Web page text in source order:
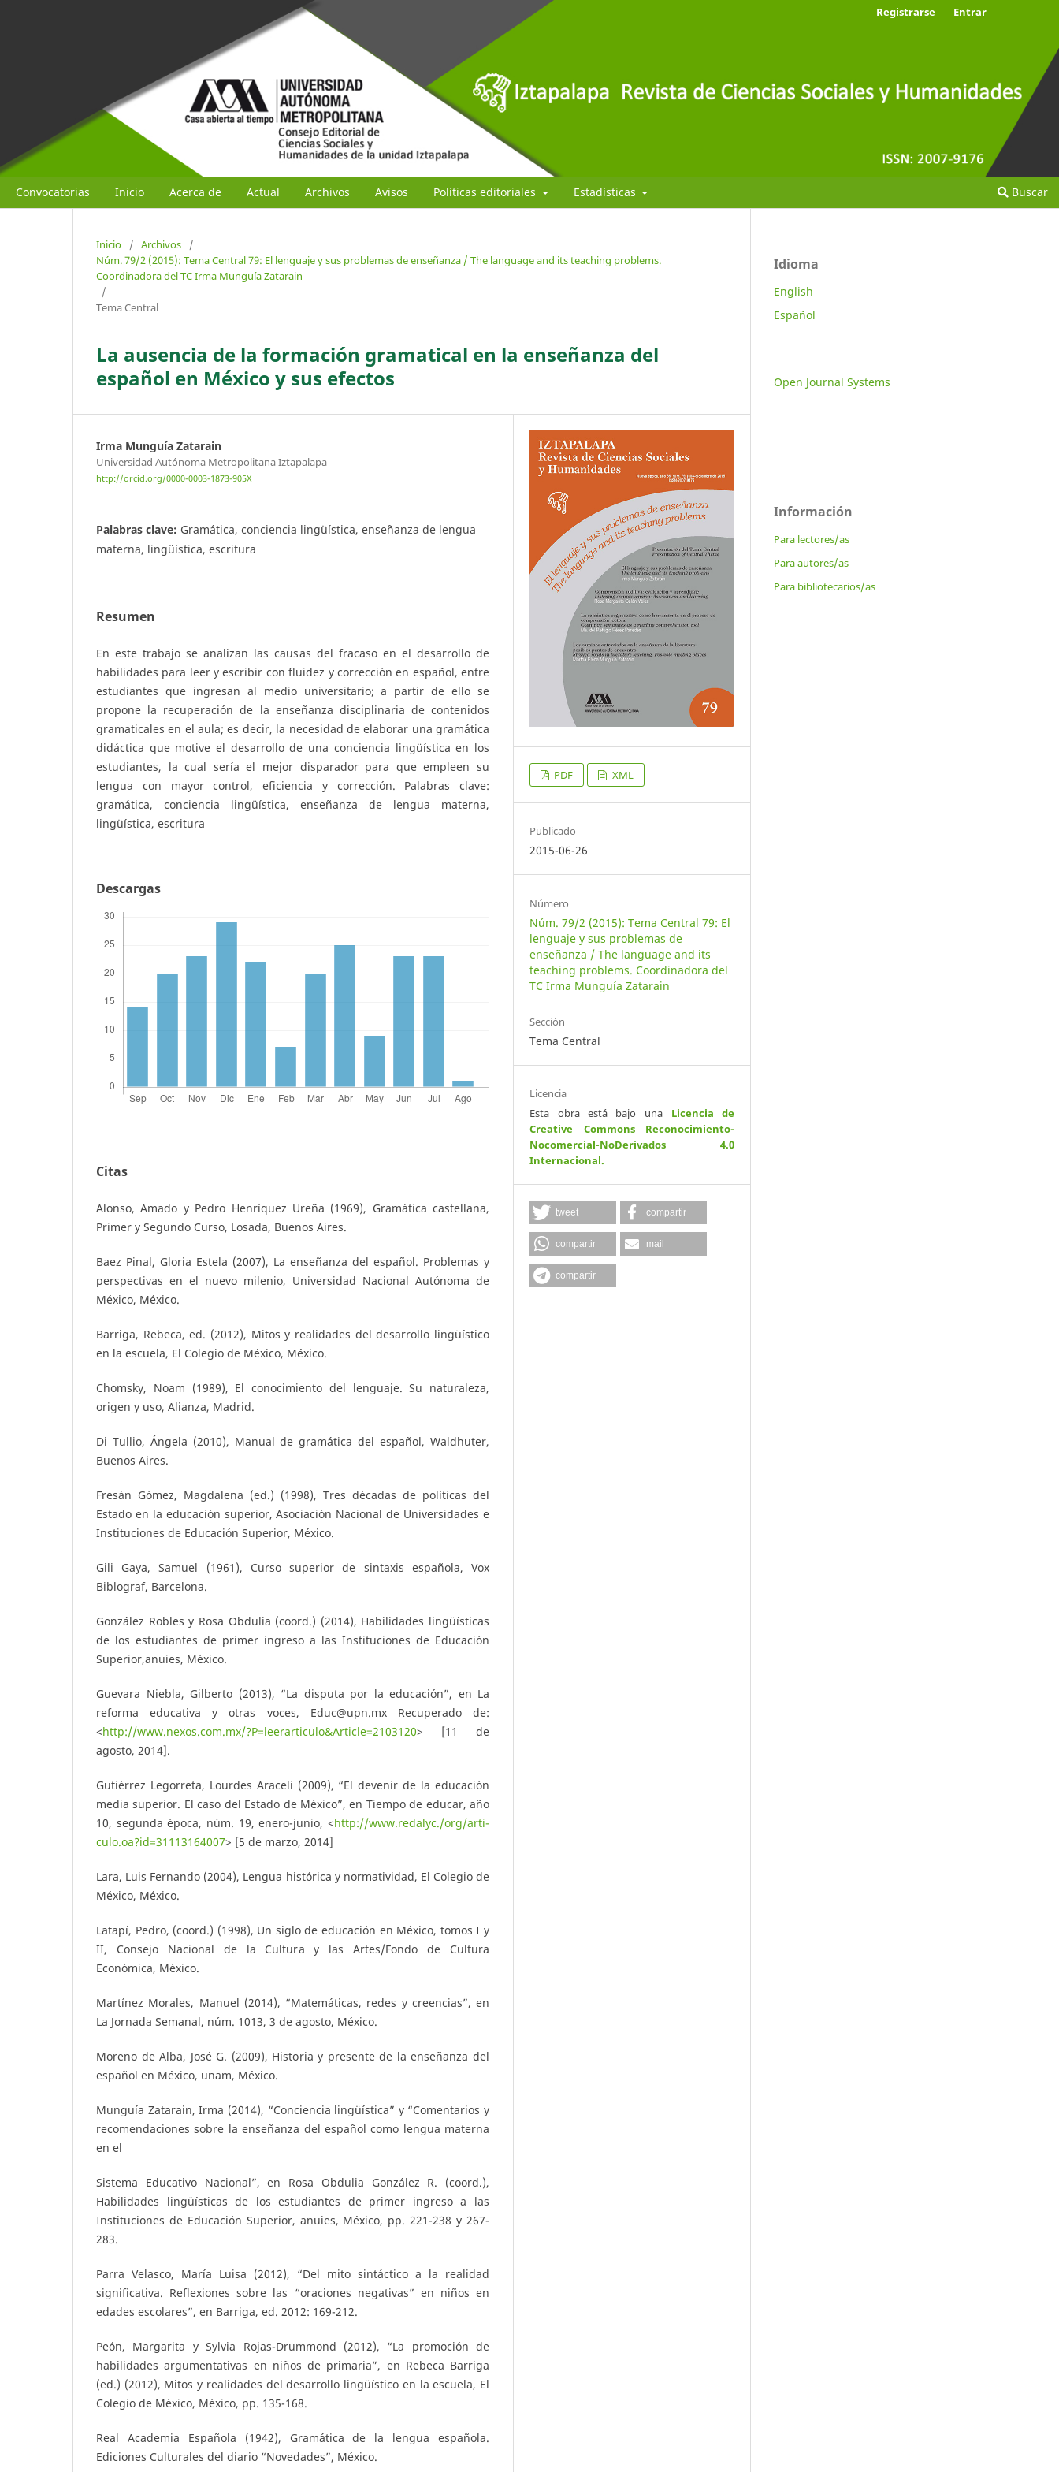
Convocatorias Inicio Acerca de Actual Archivos Avisos Políticas editoriales Estadísticas Buscar
Registrarse Entrar
Inicio / Archivos
/
Núm. 79/2 (2015): Tema Central 79: El lenguaje y sus problemas de enseñanza / The language and its teaching problems.
Coordinadora del TC Irma Munguía Zatarain
/
Tema Central
La ausencia de la formación gramatical en la enseñanza del
español en México y sus efectos
Irma Munguía Zatarain
Universidad Autónoma Metropolitana Iztapalapa
http://orcid.org/0000-0003-1873-905X
Palabras clave: Gramática, conciencia lingüística, enseñanza de lengua
materna, lingüística, escritura
Resumen
En este trabajo se analizan las causas del fracaso en el desarrollo de
habilidades para leer y escribir con fluidez y corrección en español, entre
estudiantes que ingresan al medio universitario; a partir de ello se
propone la recuperación de la enseñanza disciplinaria de contenidos
gramaticales en el aula; es decir, la necesidad de elaborar una gramática
didáctica que motive el desarrollo de una conciencia lingüística en los
estudiantes, la cual sería el mejor disparador para que empleen su
lengua con mayor control, eficiencia y corrección. Palabras clave:
gramática, conciencia lingüística, enseñanza de lengua materna,
lingüística, escritura
Descargas
Citas
Alonso, Amado y Pedro Henríquez Ureña (1969), Gramática castellana,
Primer y Segundo Curso, Losada, Buenos Aires.
Baez Pinal, Gloria Estela (2007), La enseñanza del español. Problemas y
perspectivas en el nuevo milenio, Universidad Nacional Autónoma de
México, México.
Barriga, Rebeca, ed. (2012), Mitos y realidades del desarrollo lingüístico
en la escuela, El Colegio de México, México.
Chomsky, Noam (1989), El conocimiento del lenguaje. Su naturaleza,
origen y uso, Alianza, Madrid.
Di Tullio, Ángela (2010), Manual de gramática del español, Waldhuter,
Buenos Aires.
Fresán Gómez, Magdalena (ed.) (1998), Tres décadas de políticas del
Estado en la educación superior, Asociación Nacional de Universidades e
Instituciones de Educación Superior, México.
Gili Gaya, Samuel (1961), Curso superior de sintaxis española, Vox
Biblograf, Barcelona.
González Robles y Rosa Obdulia (coord.) (2014), Habilidades lingüísticas
de los estudiantes de primer ingreso a las Instituciones de Educación
Superior,anuies, México.
Guevara Niebla, Gilberto (2013), “La disputa por la educación”, en La
reforma educativa y otras voces, Educ@upn.mx Recuperado de:
<http://www.nexos.com.mx/?P=leerarticulo&Article=2103120> [11 de
agosto, 2014].
Gutiérrez Legorreta, Lourdes Araceli (2009), “El devenir de la educación
media superior. El caso del Estado de México”, en Tiempo de educar, año
10, segunda época, núm. 19, enero-junio, <http://www.redalyc./org/arti-
culo.oa?id=31113164007> [5 de marzo, 2014]
Lara, Luis Fernando (2004), Lengua histórica y normatividad, El Colegio de
México, México.
Latapí, Pedro, (coord.) (1998), Un siglo de educación en México, tomos I y
II, Consejo Nacional de la Cultura y las Artes/Fondo de Cultura
Económica, México.
Martínez Morales, Manuel (2014), “Matemáticas, redes y creencias”, en
La Jornada Semanal, núm. 1013, 3 de agosto, México.
Moreno de Alba, José G. (2009), Historia y presente de la enseñanza del
español en México, unam, México.
Munguía Zatarain, Irma (2014), “Conciencia lingüística” y “Comentarios y
recomendaciones sobre la enseñanza del español como lengua materna
en el
Sistema Educativo Nacional”, en Rosa Obdulia González R. (coord.),
Habilidades lingüísticas de los estudiantes de primer ingreso a las
Instituciones de Educación Superior, anuies, México, pp. 221-238 y 267-
283.
Parra Velasco, María Luisa (2012), “Del mito sintáctico a la realidad
significativa. Reflexiones sobre las “oraciones negativas” en niños en
edades escolares”, en Barriga, ed. 2012: 169-212.
Peón, Margarita y Sylvia Rojas-Drummond (2012), “La promoción de
habilidades argumentativas en niños de primaria”, en Rebeca Barriga
(ed.) (2012), Mitos y realidades del desarrollo lingüístico en la escuela, El
Colegio de México, México, pp. 135-168.
Real Academia Española (1942), Gramática de la lengua española.
Ediciones Culturales del diario “Novedades”, México.
PDF XML
Publicado
2015-06-26
Número
Núm. 79/2 (2015): Tema Central 79: El
lenguaje y sus problemas de
enseñanza / The language and its
teaching problems. Coordinadora del
TC Irma Munguía Zatarain
Sección
Tema Central
Licencia
Esta obra está bajo una Licencia de
Creative Commons Reconocimiento-
Nocomercial-NoDerivados 4.0
Internacional.
tweet compartir
compartir mail
compartir
Idioma
English
Español
Open Journal Systems
Información
Para lectores/as
Para autores/as
Para bibliotecarios/as